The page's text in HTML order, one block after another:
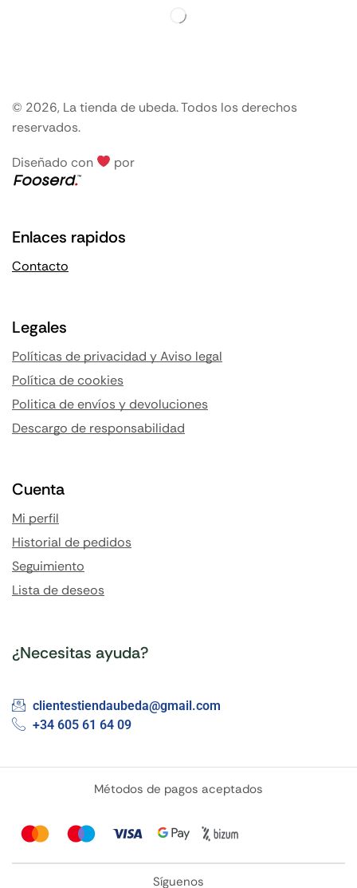
© 2026, La tienda de ubeda. Todos los derechos
reservados.
Diseñado con por
Enlaces rapidos
Contacto
Legales
Políticas de privacidad y Aviso legal
Política de cookies
Politica de envíos y devoluciones
Descargo de responsabilidad
Cuenta
Mi perfil
Historial de pedidos
Seguimiento
Lista de deseos
¿Necesitas ayuda?
clientestiendaubeda@gmail.com
+34 605 61 64 09
Métodos de pagos aceptados
Síguenos